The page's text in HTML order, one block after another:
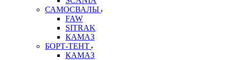
САМОСВАЛЫ
FAW
SITRAK
КАМАЗ
БОРТ-ТЕНТ
КАМАЗ